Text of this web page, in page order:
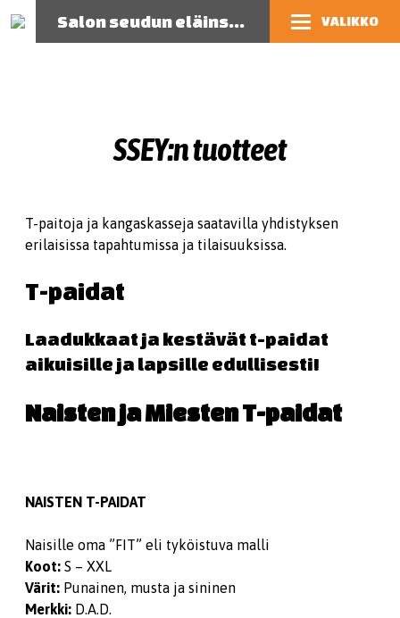
Salon seudun eläinsuojeluyhdistys VALIKKO
SSEY:n tuotteet
T-paitoja ja kangaskasseja saatavilla yhdistyksen
erilaisissa tapahtumissa ja tilaisuuksissa.
T-paidat
Laadukkaat ja kestävät t-paidat
aikuisille ja lapsille edullisesti!
Naisten ja Miesten T-paidat
NAISTEN T-PAIDAT
Naisille oma ”FIT” eli tyköistuva malli
Koot: S – XXL
Värit: Punainen, musta ja sininen
Merkki: D.A.D.